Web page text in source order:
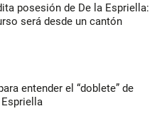
posesión de De la Espriella:
será desde un cantón
entender el “doblete” de